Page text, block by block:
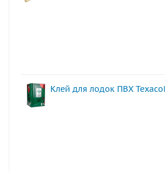
Клей для лодок ПВХ